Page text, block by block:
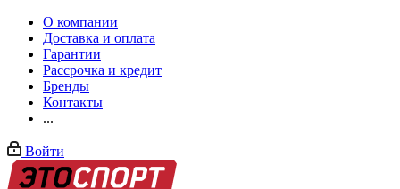
О компании
Доставка и оплата
Гарантии
Рассрочка и кредит
Бренды
Контакты
...
Войти